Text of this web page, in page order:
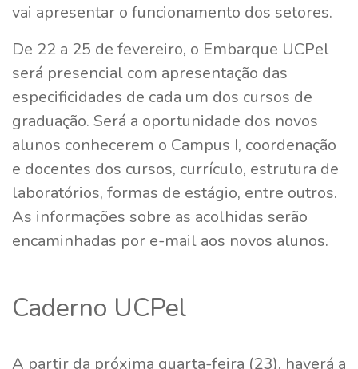
vai apresentar o funcionamento dos setores.
De 22 a 25 de fevereiro, o Embarque UCPel
será presencial com apresentação das
especificidades de cada um dos cursos de
graduação. Será a oportunidade dos novos
alunos conhecerem o Campus I, coordenação
e docentes dos cursos, currículo, estrutura de
laboratórios, formas de estágio, entre outros.
As informações sobre as acolhidas serão
encaminhadas por e-mail aos novos alunos.
Caderno UCPel
A partir da próxima quarta-feira (23), haverá a